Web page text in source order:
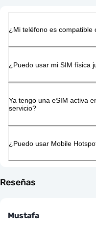
¿Mi teléfono es compatible
¿Puedo usar mi SIM física
Ya tengo una eSIM activa
servicio?
¿Puedo usar Mobile
Reseñas
Mustafa